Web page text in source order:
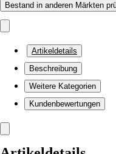
Bestand in anderen Märkten
Artikeldetails
Beschreibung
Weitere Kategorien
Kundenbewertungen